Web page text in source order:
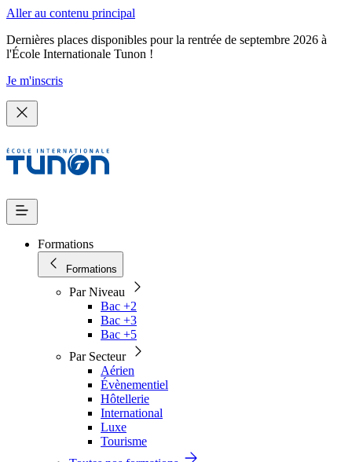
Aller au contenu principal
Dernières places disponibles pour la rentrée de septembre 2026 à
l'École Internationale Tunon !
Je m'inscris
Formations
Formations
Par Niveau
Bac +2
Bac +3
Bac +5
Par Secteur
Aérien
Évènementiel
Hôtellerie
International
Luxe
Tourisme